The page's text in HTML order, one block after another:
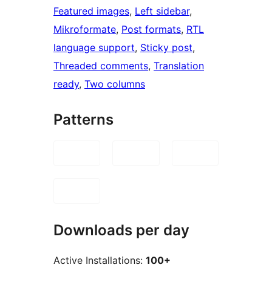
Featured images, Left sidebar
Mikroformate, Post formats, RTL
language support, Sticky post
Threaded comments, Translation
ready, Two columns
Patterns
Downloads per day
Active Installations: 100+